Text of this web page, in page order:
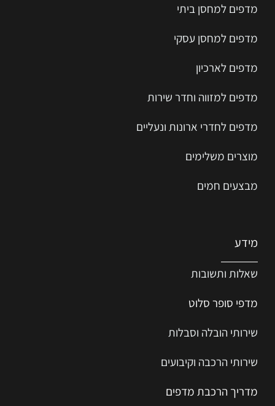
מדפים למחסן ביתי
מדפים למחסן עסקי
מדפים לארכיון
מדפים למזווה וחדר שירות
מדפים לחדרי ארונות ונעליים
מוצרים משלימים
מבצעים חמים
מידע
שאלות ותשובות
מדפי סופר סלוט
שירותי הובלה וסבלות
שירותי הרכבה וקיבועים
מדריך הרכבת מדפים